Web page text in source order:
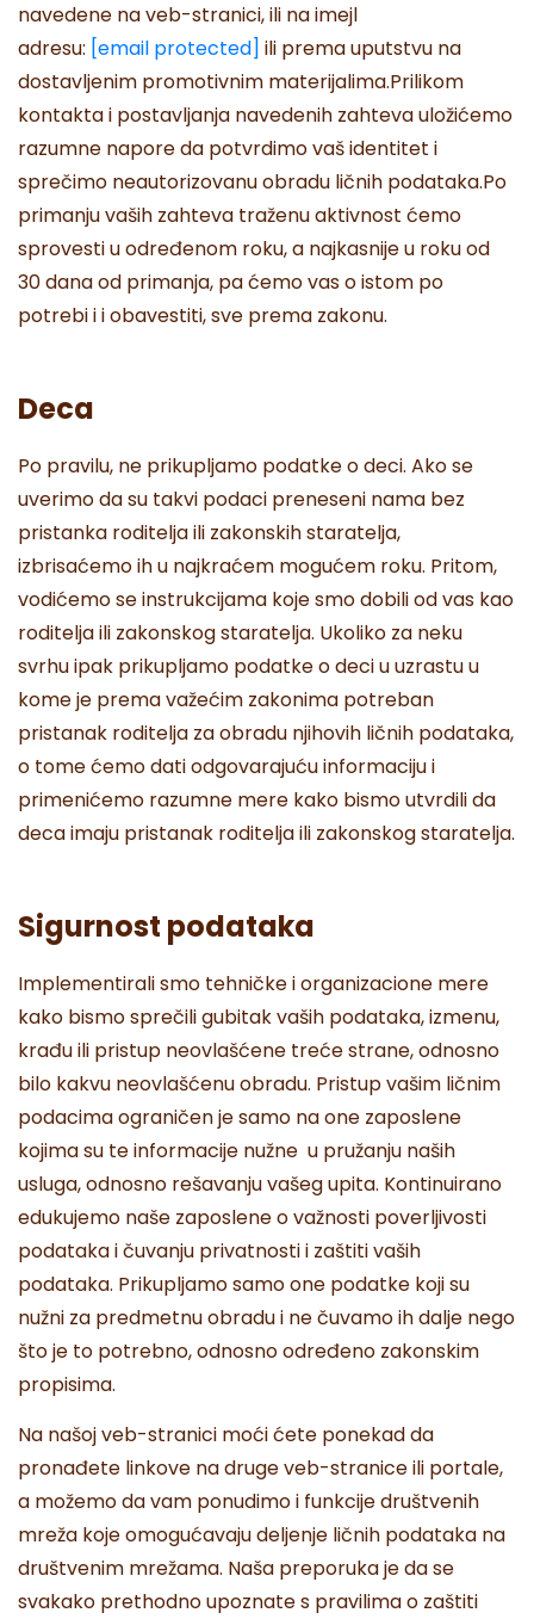
navedene na veb-stranici, ili na imejl
adresu: [email protected] ili prema uputstvu na
dostavljenim promotivnim materijalima.Prilikom
kontakta i postavljanja navedenih zahteva uložićemo
razumne napore da potvrdimo vaš identitet i
sprečimo neautorizovanu obradu ličnih podataka.Po
primanju vaših zahteva traženu aktivnost ćemo
sprovesti u određenom roku, a najkasnije u roku od
30 dana od primanja, pa ćemo vas o istom po
potrebi i i obavestiti, sve prema zakonu.
Deca
Po pravilu, ne prikupljamo podatke o deci. Ako se
uverimo da su takvi podaci preneseni nama bez
pristanka roditelja ili zakonskih staratelja,
izbrisaćemo ih u najkraćem mogućem roku. Pritom,
vodićemo se instrukcijama koje smo dobili od vas kao
roditelja ili zakonskog staratelja. Ukoliko za neku
svrhu ipak prikupljamo podatke o deci u uzrastu u
kome je prema važećim zakonima potreban
pristanak roditelja za obradu njihovih ličnih podataka,
o tome ćemo dati odgovarajuću informaciju i
primenićemo razumne mere kako bismo utvrdili da
deca imaju pristanak roditelja ili zakonskog staratelja.
Sigurnost podataka
Implementirali smo tehničke i organizacione mere
kako bismo sprečili gubitak vaših podataka, izmenu,
krađu ili pristup neovlašćene treće strane, odnosno
bilo kakvu neovlašćenu obradu. Pristup vašim ličnim
podacima ograničen je samo na one zaposlene
kojima su te informacije nužne u pružanju naših
usluga, odnosno rešavanju vašeg upita. Kontinuirano
edukujemo naše zaposlene o važnosti poverljivosti
podataka i čuvanju privatnosti i zaštiti vaših
podataka. Prikupljamo samo one podatke koji su
nužni za predmetnu obradu i ne čuvamo ih dalje nego
što je to potrebno, odnosno određeno zakonskim
propisima.
Na našoj veb-stranici moći ćete ponekad da
pronađete linkove na druge veb-stranice ili portale,
a možemo da vam ponudimo i funkcije društvenih
mreža koje omogućavaju deljenje ličnih podataka na
društvenim mrežama. Naša preporuka je da se
svakako prethodno upoznate s pravilima o zaštiti